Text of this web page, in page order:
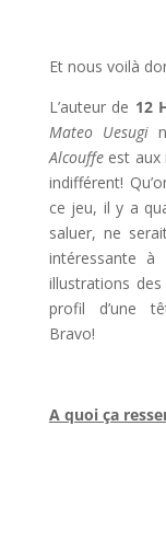
Et nous voilà
L’auteur de 12
Mateo Uesugi
Alcouffeest aux
indifférent!
ce jeu, il y a
saluer, ne
intéressante à
illustrations
profil d’une
Bravo!
A quoi ça